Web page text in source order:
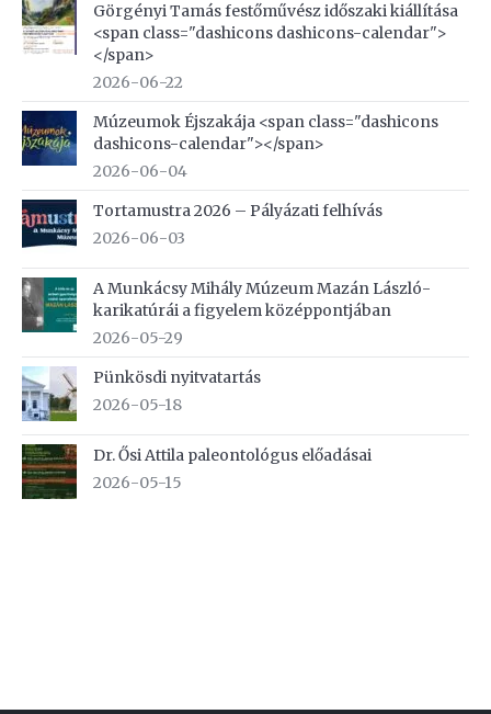
Görgényi Tamás festőművész időszaki kiállítása
<span class="dashicons dashicons-calendar">
</span>
2026-06-22
Múzeumok Éjszakája <span class="dashicons
dashicons-calendar"></span>
2026-06-04
Tortamustra 2026 – Pályázati felhívás
2026-06-03
A Munkácsy Mihály Múzeum Mazán László-
karikatúrái a figyelem középpontjában
2026-05-29
Pünkösdi nyitvatartás
2026-05-18
Dr. Ősi Attila paleontológus előadásai
2026-05-15